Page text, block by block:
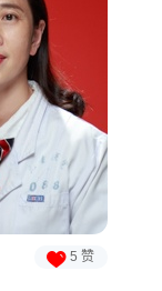
 5 赞